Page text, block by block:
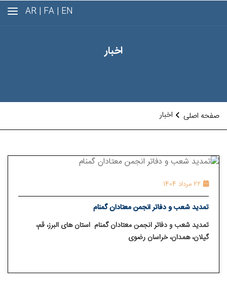
EN |
FA |
AR
اخبار
صفحه اصلی اخبار
22 مرداد 1404
تمدید شعب و دفاتر انجمن معتادان گمنام
تمدید شعب و دفاتر انجمن معتادان گمنام استان های البرز، قم،
گیلان، همدان، خراسان رضوی